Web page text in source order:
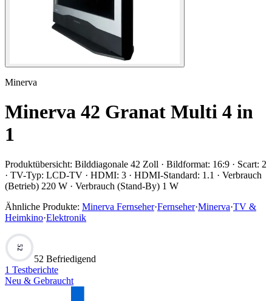
Minerva
Minerva 42 Granat Multi 4 in
1
Produktübersicht: Bilddiagonale 42 Zoll · Bildformat: 16:9 · Scart: 2
· TV-Typ: LCD-TV · HDMI: 3 · HDMI-Standard: 1.1 · Verbrauch
(Betrieb) 220 W · Verbrauch (Stand-By) 1 W
Ähnliche Produkte: Minerva Fernseher·Fernseher·Minerva·TV &
Heimkino·Elektronik
52
52 Befriedigend
1 Testberichte
Neu & Gebraucht